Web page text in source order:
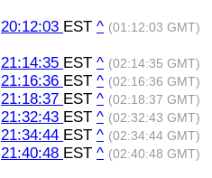
20:12:03 EST ^ (01:12:03 GMT)
21:14:35 EST ^ (02:14:35 GMT)
21:16:36 EST ^ (02:16:36 GMT)
21:18:37 EST ^ (02:18:37 GMT)
21:32:43 EST ^ (02:32:43 GMT)
21:34:44 EST ^ (02:34:44 GMT)
21:40:48 EST ^ (02:40:48 GMT)